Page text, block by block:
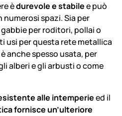
èdurevole e stabilee può
spazi. Sia per
per roditori, pollai o
usi per questa rete metallica
anche spesso usata, per
alberi e gli arbusti o come
alle intemperieed il
fornisce un’ulteriore